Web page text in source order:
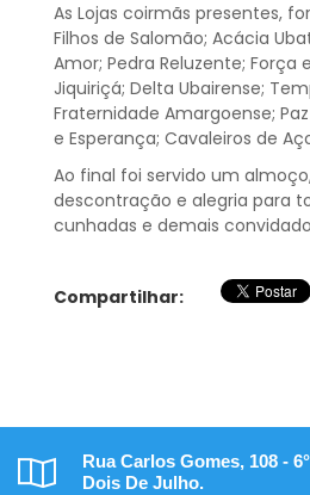
As Lojas coirmãs presentes,
Filhos de Salomão; Acácia
Amor; Pedra Reluzente; Força
Jiquiriçá; Delta Ubairense;
Fraternidade Amargoense;
e Esperança; Cavaleiros de
Ao final foi servido um
descontração e alegria para
cunhadas e demais
Compartilhar:
Rua Carlos Gomes, 108 -
Dois De Julho.